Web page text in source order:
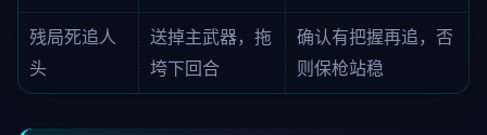
残局死追人
头
送掉主武器，拖
垮下回合
确认有把握再追，否
则保枪站稳